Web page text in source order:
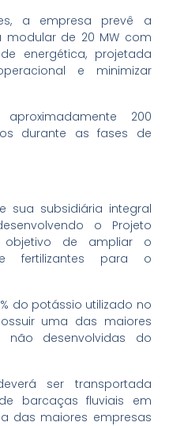
a empresa prevê a
de 20 MW com
energética, projetada
e minimizar
200
durante as fases de
sua subsidiária integral
o Projeto
objetivo de ampliar o
fertilizantes para o
do potássio utilizado no
uma das maiores
desenvolvidas do
ser transportada
barcaças fluviais em
das maiores empresas